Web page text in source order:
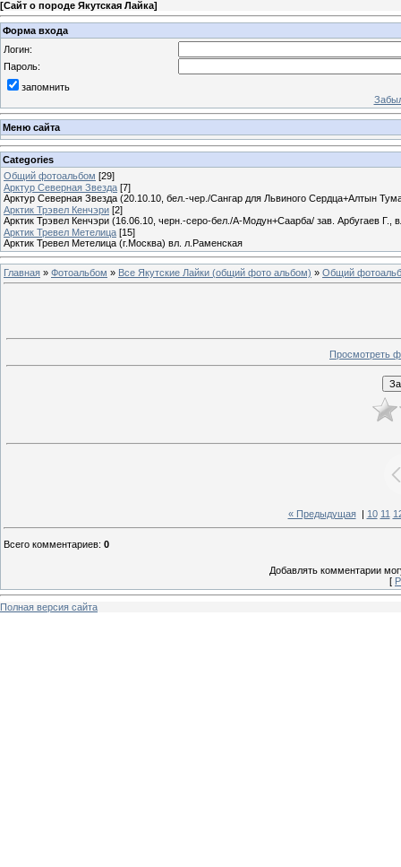
[Сайт о породе Якутская Лайка]
Форма входа
Логин:
Пароль:
запомнить
Меню сайта
Categories
Общий фотоальбом [29]
Арктур Северная Звезда [7]
Арктур Северная Звезда (20.10.10, бел.-чер./Сангар для Львиного Сердца+Алтын
Арктик Трэвел Кенчэри [2]
Арктик Трэвел Кенчэри (16.06.10, черн.-серо-бел./А-Модун+Саарба/ зав. Арбугаев Г.,
Арктик Тревел Метелица [15]
Арктик Тревел Метелица (г.Москва) вл. л.Раменская
Главная » Фотоальбом » Все Якутские Лайки (общий фото альбом) » Общий
Просмотреть
« Предыдущая| 10 11
Всего комментариев: 0
Добавлять комментарии
[
Полная версия сайта